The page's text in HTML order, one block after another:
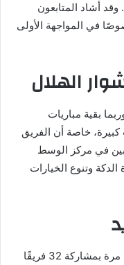
وقد أشاد المتابعون
في المواجهة الأولى
الهلال
بقية مباريات
كبيرة، خاصة أن الفريق
في مركز الوسط
وتنوع الخيارات
بطولة كأس العالم للأندية 2025 تُقام لأول مرة بمشاركة 32 فريقًا